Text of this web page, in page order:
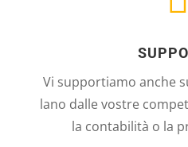
Vi sup­port­i­amo anche
lano dalle vostre
la con­ta­bi­lità o la